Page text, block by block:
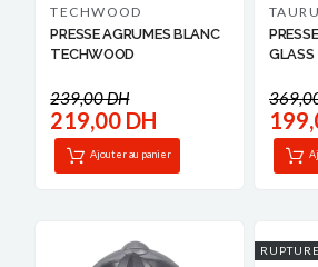
TECHWOOD
PRESSE AGRUMES BLANC
TECHWOOD
239,00 DH
219,00 DH
Ajouter au panier